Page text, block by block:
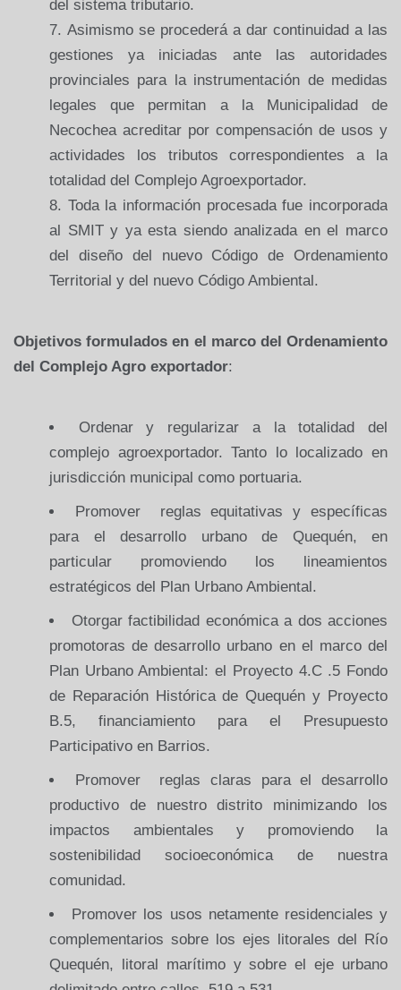
del sistema tributario.
Asimismo se procederá a dar continuidad a las
gestiones ya iniciadas ante las autoridades
provinciales para la instrumentación de medidas
legales que permitan a la Municipalidad de
Necochea acreditar por compensación de usos y
actividades los tributos correspondientes a la
totalidad del Complejo Agroexportador.
Toda la información procesada fue incorporada
al SMIT y ya esta siendo analizada en el marco
del diseño del nuevo Código de Ordenamiento
Territorial y del nuevo Código Ambiental.
Objetivos formulados en el marco del Ordenamiento
del Complejo Agro exportador:
Ordenar y regularizar a la totalidad del
complejo agroexportador. Tanto lo localizado en
jurisdicción municipal como portuaria.
Promover reglas equitativas y específicas
para el desarrollo urbano de Quequén, en
particular promoviendo los lineamientos
estratégicos del Plan Urbano Ambiental.
Otorgar factibilidad económica a dos acciones
promotoras de desarrollo urbano en el marco del
Plan Urbano Ambiental: el Proyecto 4.C .5 Fondo
de Reparación Histórica de Quequén y Proyecto
B.5, financiamiento para el Presupuesto
Participativo en Barrios.
Promover reglas claras para el desarrollo
productivo de nuestro distrito minimizando los
impactos ambientales y promoviendo la
sostenibilidad socioeconómica de nuestra
comunidad.
Promover los usos netamente residenciales y
complementarios sobre los ejes litorales del Río
Quequén, litoral marítimo y sobre el eje urbano